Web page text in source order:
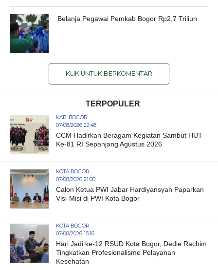
Belanja Pegawai Pemkab Bogor Rp2,7 Triliun
KLIK UNTUK BERKOMENTAR
TERPOPULER
KAB. BOGOR
07/08/2026 22:48
CCM Hadirkan Beragam Kegiatan Sambut HUT
Ke-81 RI Sepanjang Agustus 2026
KOTA BOGOR
07/08/2026 21:00
Calon Ketua PWI Jabar Hardiyansyah Paparkan
Visi-Misi di PWI Kota Bogor
KOTA BOGOR
07/08/2026 15:16
Hari Jadi ke-12 RSUD Kota Bogor, Dedie Rachim
Tingkatkan Profesionalisme Pelayanan
Kesehatan